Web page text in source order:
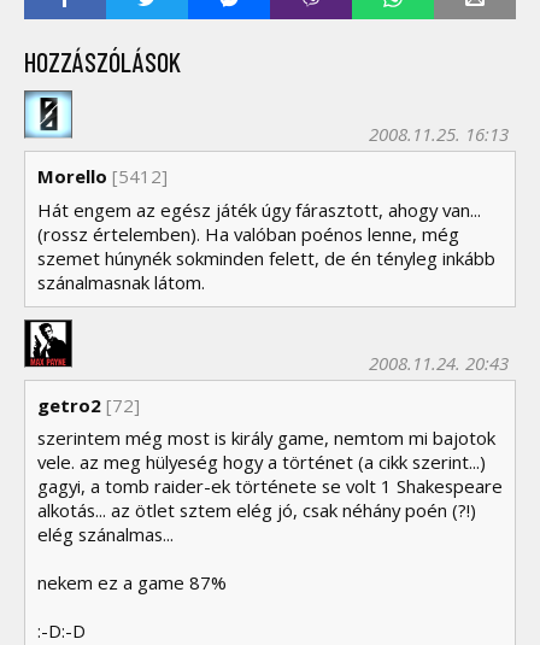
HOZZÁSZÓLÁSOK
Morello
2008.11.25. 16:13
[5412]
Hát engem az egész játék úgy fárasztott, ahogy van...
(rossz értelemben). Ha valóban poénos lenne, még
szemet húnynék sokminden felett, de én tényleg inkább
szánalmasnak látom.
getro2
2008.11.24. 20:43
[72]
szerintem még most is király game, nemtom mi bajotok
vele. az meg hülyeség hogy a történet (a cikk szerint...)
gagyi, a tomb raider-ek története se volt 1 Shakespeare
alkotás... az ötlet sztem elég jó, csak néhány poén (?!)
elég szánalmas...
nekem ez a game 87%
:-D:-D